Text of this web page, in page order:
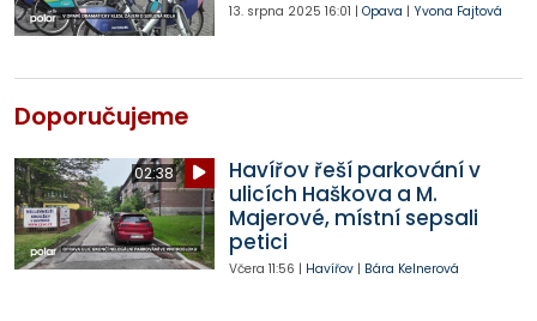
13. srpna 2025 16:01 | Opava | Yvona Fajtová
Doporučujeme
02:38
Havířov řeší parkování v
ulicích Haškova a M.
Majerové, místní sepsali
petici
Včera 11:56 | Havířov| Bára Kelnerová